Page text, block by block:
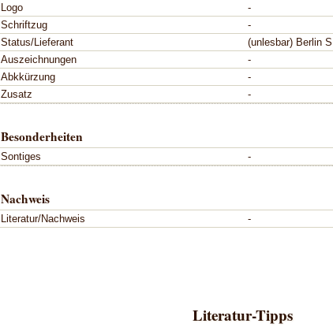
Logo
-
Schriftzug
-
Status/Lieferant
(unlesbar) Berlin
Auszeichnungen
-
Abkkürzung
-
Zusatz
-
Besonderheiten
Sontiges -
Nachweis
Literatur/Nachweis -
Literatur-Tipps